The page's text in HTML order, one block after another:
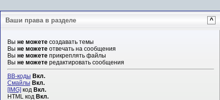
Ваши права в разделе ^
Вы не можетесоздавать темы
Вы не можетеотвечать на сообщения
Вы не можетеприкреплять файлы
Вы не можетередактировать сообщения
BB-коды Вкл.
Смайлы Вкл.
[IMG]код Вкл.
HTML код Вкл.